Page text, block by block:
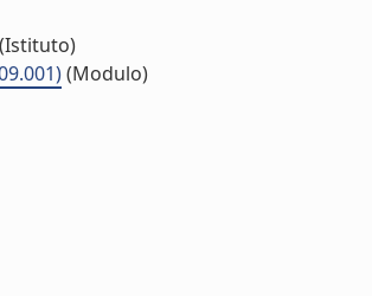
(Istituto)
(Modulo)